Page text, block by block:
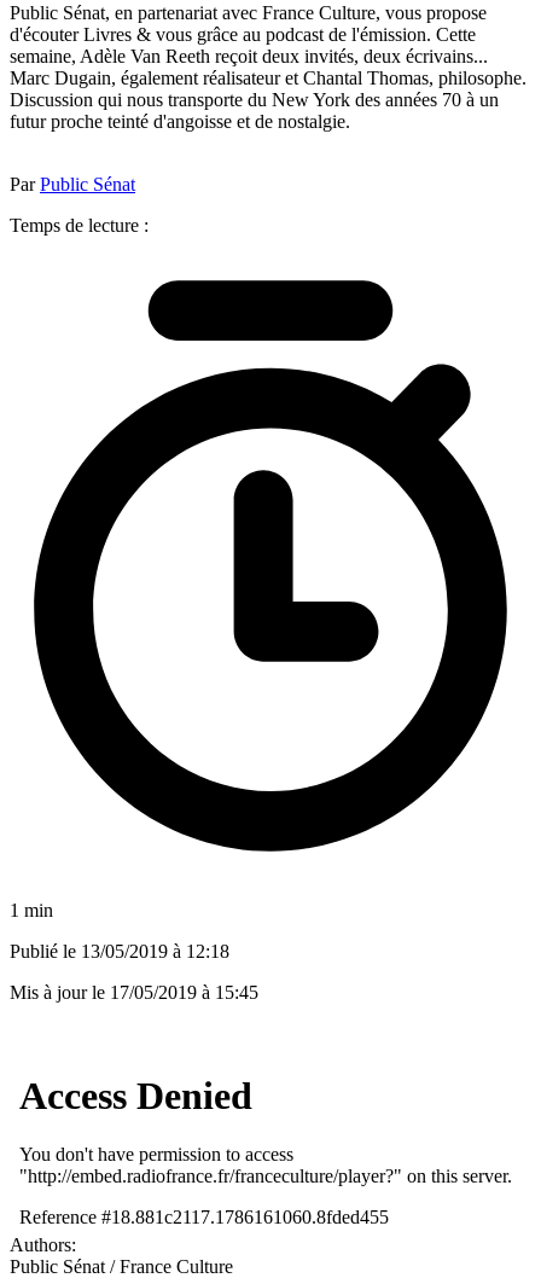
Public Sénat, en partenariat avec France Culture, vous propose
d'écouter Livres & vous grâce au podcast de l'émission. Cette
semaine, Adèle Van Reeth reçoit deux invités, deux écrivains...
Marc Dugain, également réalisateur et Chantal Thomas, philosophe.
Discussion qui nous transporte du New York des années 70 à un
futur proche teinté d'angoisse et de nostalgie.
ParPublic Sénat
Temps de lecture :
1 min
Publié le 13/05/2019 à 12:18
Mis à jour le 17/05/2019 à 15:45
Authors:
Public Sénat / France Culture